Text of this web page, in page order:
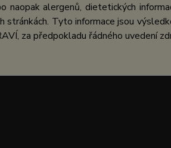
naopak alergenů, dietetických
Tyto informace jsou
za předpokladu řádného uvedení